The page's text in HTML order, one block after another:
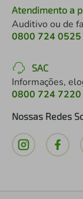
Atendimento a
Auditivo ou de
0800 724 0525
SAC
Informações,
0800 724 7220
Nossas Redes